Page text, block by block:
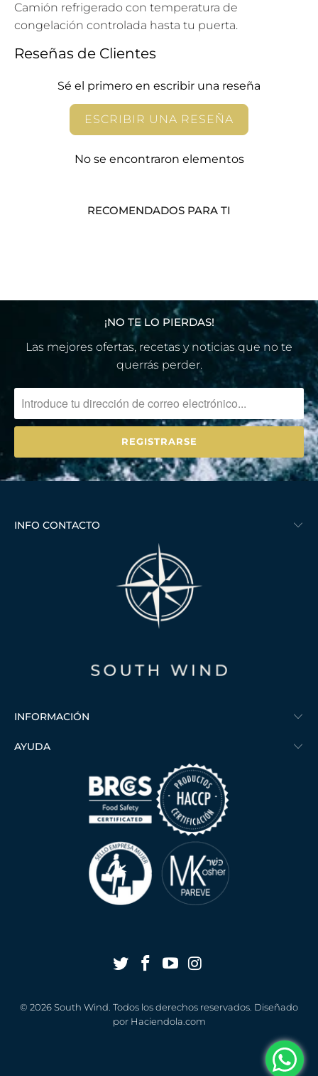
Camión refrigerado con temperatura de
congelación controlada hasta tu puerta.
Reseñas de Clientes
Sé el primero en escribir una reseña
ESCRIBIR UNA RESEÑA
No se encontraron elementos
RECOMENDADOS PARA TI
¡NO TE LO PIERDAS!
Las mejores ofertas, recetas y noticias que no te
querrás perder.
INFO CONTACTO
INFORMACIÓN
AYUDA
© 2026South Wind . Todos los derechos reservados. Diseñado
por Haciendola.com